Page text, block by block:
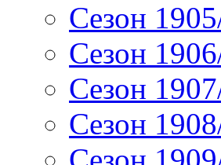
Сезон
Сезон
Сезон
Сезон